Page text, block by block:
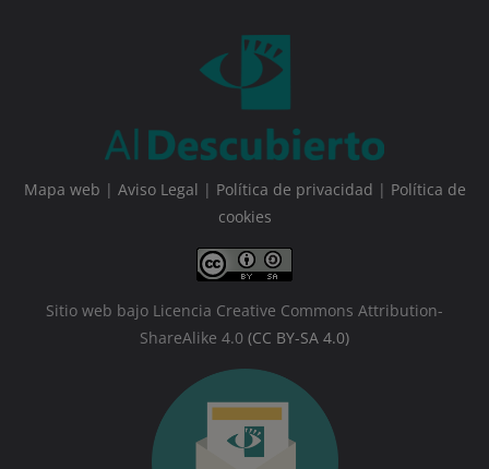
Mapa web | Aviso Legal | Política de privacidad | Política de
cookies
Sitio web bajo Licencia Creative Commons Attribution-
ShareAlike 4.0 (CC BY-SA 4.0)